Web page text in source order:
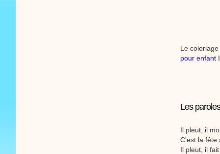
Le
pour enfant
Les
Il pleut, il
C'est la fête
Il pleut, il